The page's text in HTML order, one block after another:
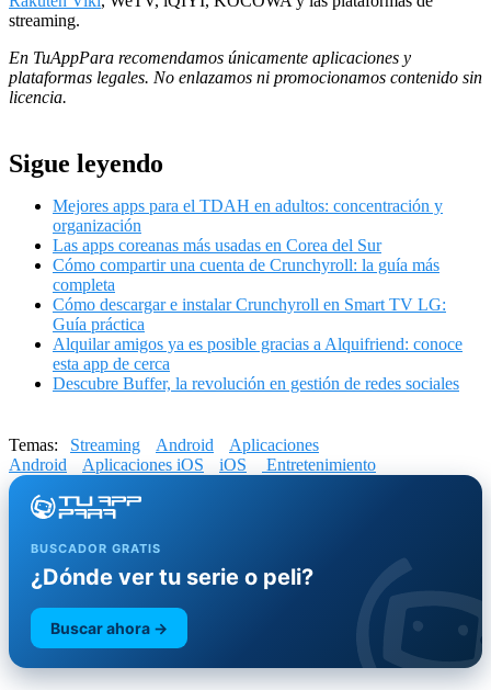
streaming.
En TuAppPara recomendamos únicamente aplicaciones y
plataformas legales. No enlazamos ni promocionamos contenido sin
licencia.
Sigue leyendo
Mejores apps para el TDAH en adultos: concentración y
organización
Las apps coreanas más usadas en Corea del Sur
Cómo compartir una cuenta de Crunchyroll: la guía más
completa
Cómo descargar e instalar Crunchyroll en Smart TV LG:
Guía práctica
Alquilar amigos ya es posible gracias a Alquifriend: conoce
esta app de cerca
Descubre Buffer, la revolución en gestión de redes sociales
Temas: Streaming Android
Aplicaciones
Android
Aplicaciones iOS iOS Entretenimiento
BUSCADOR GRATIS
¿Dónde ver tu serie o peli?
Buscar ahora →